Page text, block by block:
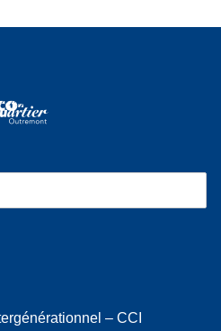
– CCI